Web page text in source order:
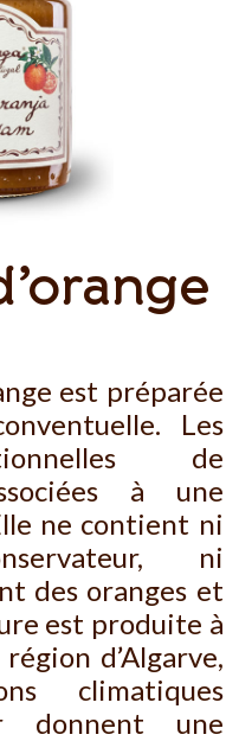
est préparée
Les
de
à une
ne contient ni
ni
des oranges et
est produite à
d’Algarve,
climatiques
donnent une